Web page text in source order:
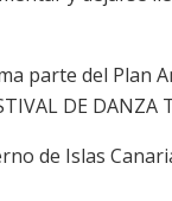
parte del Plan
DE DANZA
de Islas